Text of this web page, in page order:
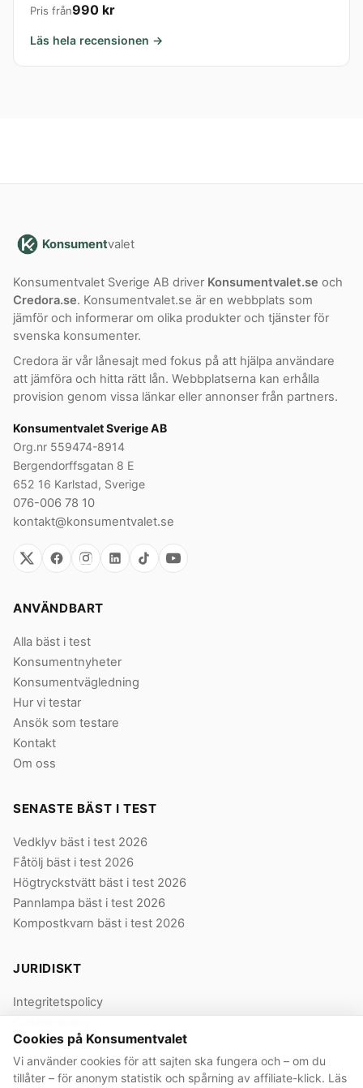
Pris från990 kr
Läs hela recensionen →
Konsumentvalet
Konsumentvalet Sverige AB driver Konsumentvalet.se och
Credora.se. Konsumentvalet.se är en webbplats som
jämför och informerar om olika produkter och tjänster för
svenska konsumenter.
Credora är vår lånesajt med fokus på att hjälpa användare
att jämföra och hitta rätt lån. Webbplatserna kan erhålla
provision genom vissa länkar eller annonser från partners.
Konsumentvalet Sverige AB
Org.nr 559474-8914
Bergendorffsgatan 8 E
652 16 Karlstad, Sverige
076-006 78 10
kontakt@konsumentvalet.se
ANVÄNDBART
Alla bäst i test
Konsumentnyheter
Konsumentvägledning
Hur vi testar
Ansök som testare
Kontakt
Om oss
SENASTE BÄST I TEST
Vedklyv bäst i test 2026
Fåtölj bäst i test 2026
Högtryckstvätt bäst i test 2026
Pannlampa bäst i test 2026
Kompostkvarn bäst i test 2026
JURIDISKT
Integritetspolicy
Användarvillkor
Våra villkor
Cookies på Konsumentvalet
Vi använder cookies för att sajten ska fungera och – om du
tillåter – för anonym statistik och spårning av affiliate-klick. Läs